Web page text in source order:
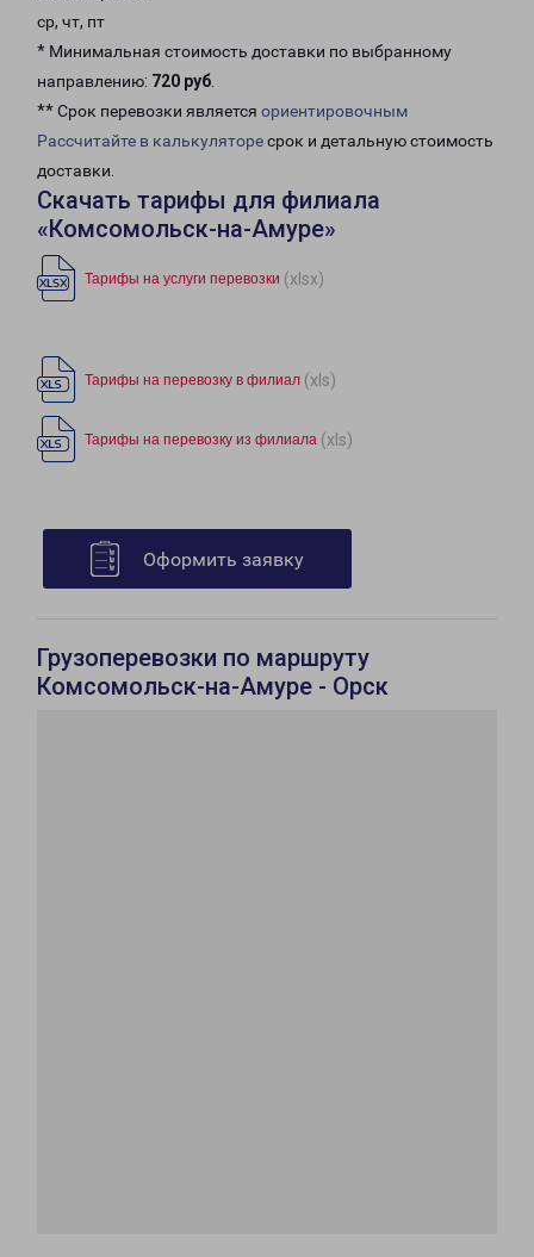
ср, чт, пт
* Минимальная стоимость доставки по выбранному
направлению: 720 руб.
** Срок перевозки является ориентировочным
Рассчитайте в калькуляторесрок и детальную стоимость
доставки.
Скачать тарифы для филиала
«Комсомольск-на-Амуре»
Тарифы на услуги перевозки (xlsx)
Тарифы на перевозку в филиал (xls)
Тарифы на перевозку из филиала (xls)
Оформить заявку
Грузоперевозки по маршруту
Комсомольск-на-Амуре - Орск